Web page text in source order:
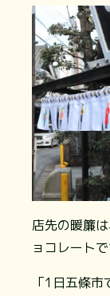
店先の暖簾
ョコレート
「1日五條